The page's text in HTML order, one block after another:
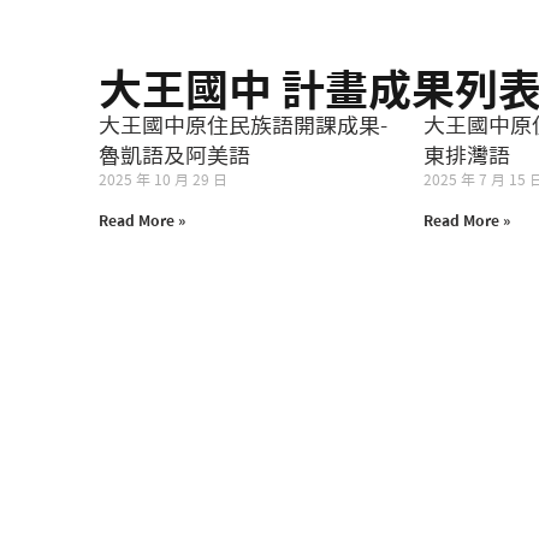
大王國中 計畫成果列表
大王國中原住民族語開課成果-
魯凱語及阿美語
2025 年 10 月 29 日
Read More »
大王國中原
東排灣語
2025 年 7 月 15
Read More »